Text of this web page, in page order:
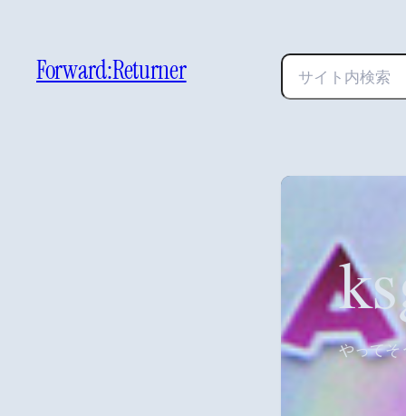
Forward:Returner
検
索
やってそ